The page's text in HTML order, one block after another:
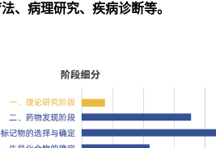
、病理研究、疾病诊断等。